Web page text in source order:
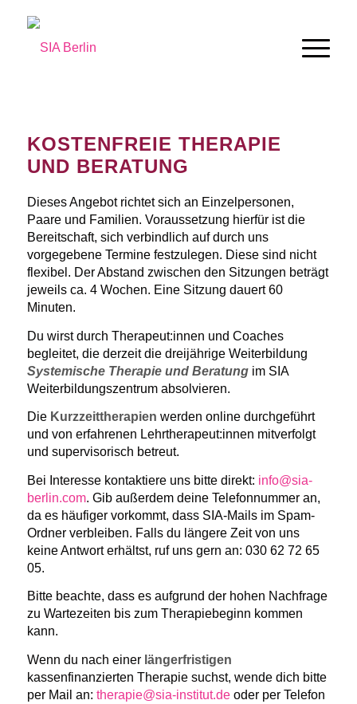
KOSTENFREIE THERAPIE
UND BERATUNG
Dieses Angebot richtet sich an Einzelpersonen,
Paare und Familien. Voraussetzung hierfür ist die
Bereitschaft, sich verbindlich auf durch uns
vorgegebene Termine festzulegen. Diese sind nicht
flexibel. Der Abstand zwischen den Sitzungen beträgt
jeweils ca. 4 Wochen. Eine Sitzung dauert 60
Minuten.
Du wirst durch Therapeut:innen und Coaches
begleitet, die derzeit die dreijährige Weiterbildung
Systemische Therapie und Beratungim SIA
Weiterbildungszentrum absolvieren.
Die Kurzzeittherapien werden online durchgeführt
und von erfahrenen Lehrtherapeut:innen mitverfolgt
und supervisorisch betreut.
Bei Interesse kontaktiere uns bitte direkt: info@sia-
berlin.com. Gib außerdem deine Telefonnummer an,
da es häufiger vorkommt, dass SIA-Mails im Spam-
Ordner verbleiben. Falls du längere Zeit von uns
keine Antwort erhältst, ruf uns gern an: 030 62 72 65
05.
Bitte beachte, dass es aufgrund der hohen Nachfrage
zu Wartezeiten bis zum Therapiebeginn kommen
kann.
Wenn du nach einer längerfristigen
kassenfinanzierten Therapie suchst, wende dich bitte
per Mail an: therapie@sia-institut.deoder per Telefon